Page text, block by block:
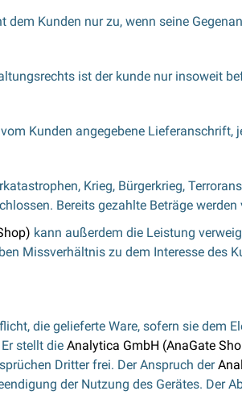
dem Kunden nur zu, wenn seine
ist der kunde nur insoweit
Kunden angegebene
Krieg, Bürgerkrieg,
Bereits gezahlte Beträge werden
kann außerdem die Leistung
Missverhältnis zu dem Interesse des
die gelieferte Ware, sofern sie dem
stellt die Analytica GmbH (AnaGate
Dritter frei. Der Anspruch der
der Nutzung des Gerätes.